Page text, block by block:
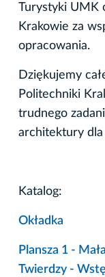
Turystyki UMK
Krakowie za
opracowania.
Dziękujemy
Politechniki
trudnego
architektury
Katalog:
Okładka
Plansza 1 -
Twierdzy -